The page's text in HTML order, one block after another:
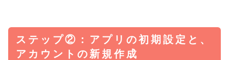
ステップ②：アプリの初期設定と、
アカウントの新規作成